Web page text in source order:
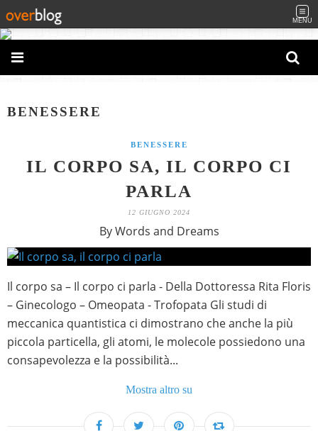
MENU
BENESSERE
BENESSERE
IL CORPO SA, IL CORPO CI
PARLA
12 GIUGNO 2024
By Words and Dreams
Il corpo sa – Il corpo ci parla - Della Dottoressa Rita Floris
– Ginecologo – Omeopata - Trofopata Gli studi di
meccanica quantistica ci dimostrano che anche la più
piccola particella, gli atomi, le molecole possiedono una
consapevolezza e la possibilità...
Mostra altro su